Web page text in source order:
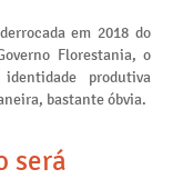
em 2018 do
Florestania, o
produtiva
bastante óbvia.
será